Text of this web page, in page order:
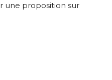
une proposition sur